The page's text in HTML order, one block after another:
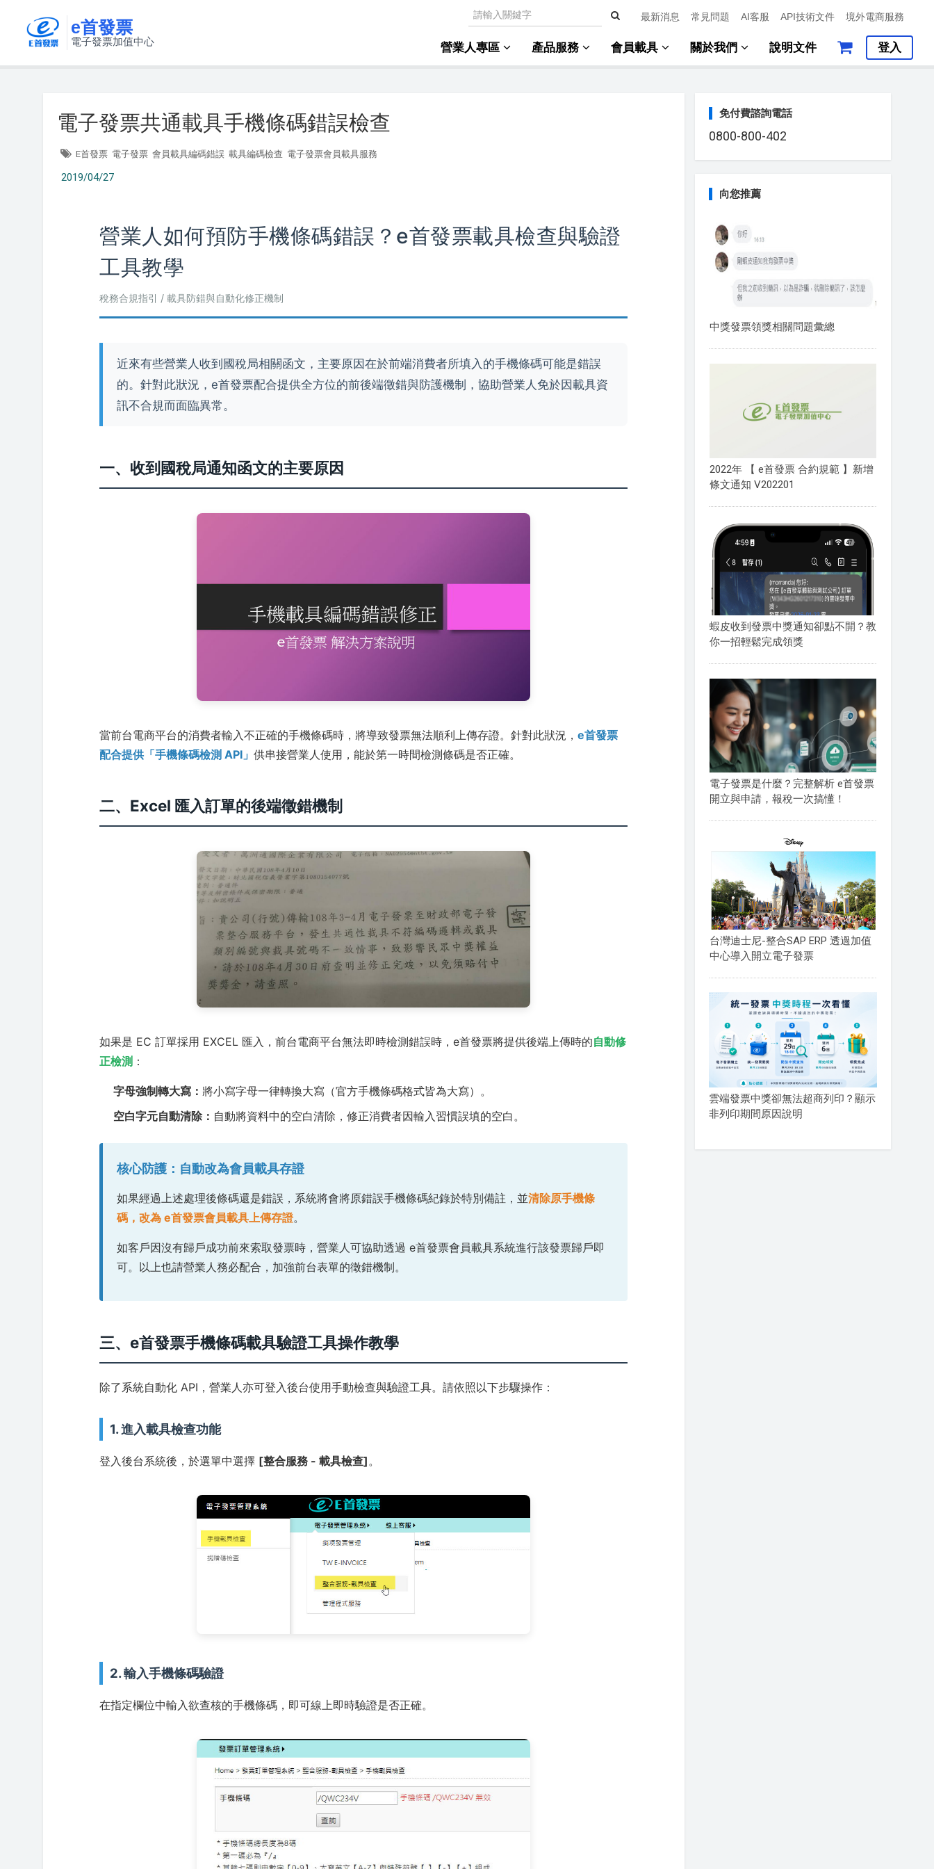
e首發票
電子發票加值中心
最新消息 常見問題 AI客服 API技術文件 境外電商服務
營業人專區 產品服務 會員載具 關於我們 說明文件 登入
電子發票共通載具手機條碼錯誤檢查
E首發票 電子發票 會員載具編碼錯誤 載具編碼檢查 電子發票會員載具服務
2019/04/27
營業人如何預防手機條碼錯誤？e首發票載具檢查與驗證
工具教學
稅務合規指引 / 載具防錯與自動化修正機制
近來有些營業人收到國稅局相關函文，主要原因在於前端消費者所填入的手機條碼可能是錯誤
的。針對此狀況，e首發票配合提供全方位的前後端徵錯與防護機制，協助營業人免於因載具資
訊不合規而面臨異常。
一、收到國稅局通知函文的主要原因
當前台電商平台的消費者輸入不正確的手機條碼時，將導致發票無法順利上傳存證。針對此狀況，e首發票
配合提供「手機條碼檢測 API」供串接營業人使用，能於第一時間檢測條碼是否正確。
二、Excel 匯入訂單的後端徵錯機制
如果是 EC 訂單採用 EXCEL 匯入，前台電商平台無法即時檢測錯誤時，e首發票將提供後端上傳時的自動修
正檢測 ：
字母強制轉大寫： 將小寫字母一律轉換大寫（官方手機條碼格式皆為大寫）。
空白字元自動清除： 自動將資料中的空白清除，修正消費者因輸入習慣誤填的空白。
核心防護：自動改為會員載具存證
如果經過上述處理後條碼還是錯誤，系統將會將原錯誤手機條碼紀錄於特別備註，並清除原手機條
碼，改為 e首發票會員載具上傳存證。
如客戶因沒有歸戶成功前來索取發票時，營業人可協助透過 e首發票會員載具系統進行該發票歸戶即
可。以上也請營業人務必配合，加強前台表單的徵錯機制。
三、e首發票手機條碼載具驗證工具操作教學
除了系統自動化 API，營業人亦可登入後台使用手動檢查與驗證工具。請依照以下步驟操作：
1. 進入載具檢查功能
登入後台系統後，於選單中選擇 [整合服務 - 載具檢查]。
2. 輸入手機條碼驗證
在指定欄位中輸入欲查核的手機條碼，即可線上即時驗證是否正確。
免付費諮詢電話
0800-800-402
向您推薦
中獎發票領獎相關問題彙總
2022年 【 e首發票 合約規範 】新增
條文通知 V202201
蝦皮收到發票中獎通知卻點不開？教
你一招輕鬆完成領獎
電子發票是什麼？完整解析 e首發票
開立與申請，報稅一次搞懂！
台灣迪士尼-整合SAP ERP 透過加值
中心導入開立電子發票
雲端發票中獎卻無法超商列印？顯示
非列印期間原因說明